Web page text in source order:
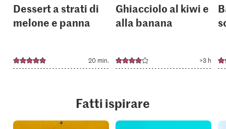
Dessert a strati di
melone e panna
20 min.
Ghiacciolo al kiwi e
alla banana
>3 h
Fatti ispirare